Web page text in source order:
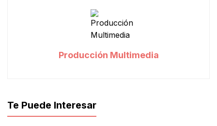
Producción Multimedia
Te Puede Interesar